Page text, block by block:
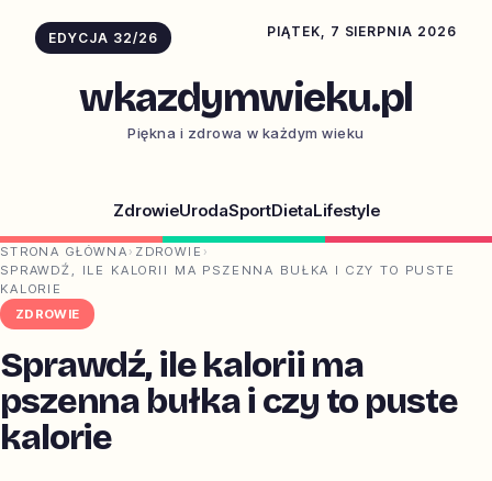
EDYCJA 32/26 PIĄTEK, 7 SIERPNIA 2026
wkazdymwieku.pl
Piękna i zdrowa w każdym wieku
ZdrowieUrodaSportDietaLifestyle
STRONA GŁÓWNA › ZDROWIE ›
SPRAWDŹ, ILE KALORII MA PSZENNA BUŁKA I CZY TO PUSTE
KALORIE
ZDROWIE
Sprawdź, ile kalorii ma
pszenna bułka i czy to puste
kalorie